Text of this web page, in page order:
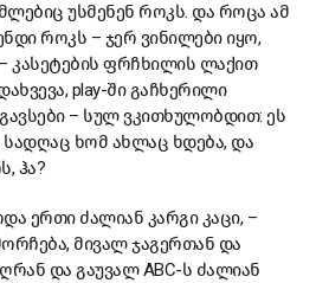
უსმენენ როკს. და როცა ამ
როკს – ჯერ ვინილები იყო,
– კასეტების ფრჩხილის ლაქით
play-ში გაჩხერილი
– სულ ვკითხულობდით: ეს
ხომ ახლაც ხდება, და
ჰა?
ერთი ძალიან კარგი კაცი, –
მივალ ჯაგერთან და
და გაუვალ ABC-ს ძალიან